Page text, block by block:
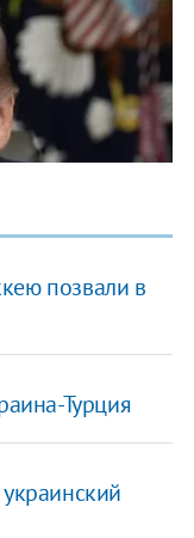
позвали в
Турция